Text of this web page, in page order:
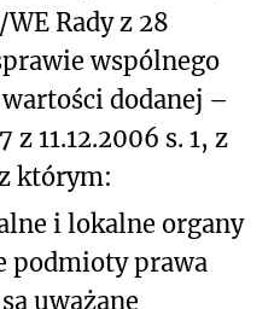
Rady z 28
wspólnego
dodanej –
z 11.12.2006 s. 1, z
którym:
i lokalne organy
podmioty prawa
uważane